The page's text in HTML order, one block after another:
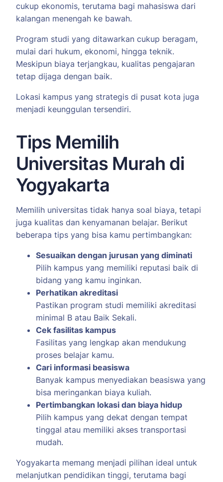
cukup ekonomis, terutama bagi mahasiswa dari
kalangan menengah ke bawah.
Program studi yang ditawarkan cukup beragam,
mulai dari hukum, ekonomi, hingga teknik.
Meskipun biaya terjangkau, kualitas pengajaran
tetap dijaga dengan baik.
Lokasi kampus yang strategis di pusat kota juga
menjadi keunggulan tersendiri.
Tips Memilih
Universitas Murah di
Yogyakarta
Memilih universitas tidak hanya soal biaya, tetapi
juga kualitas dan kenyamanan belajar. Berikut
beberapa tips yang bisa kamu pertimbangkan:
Sesuaikan dengan jurusan yang diminati
Pilih kampus yang memiliki reputasi baik di
bidang yang kamu inginkan.
Perhatikan akreditasi
Pastikan program studi memiliki akreditasi
minimal B atau Baik Sekali.
Cek fasilitas kampus
Fasilitas yang lengkap akan mendukung
proses belajar kamu.
Cari informasi beasiswa
Banyak kampus menyediakan beasiswa yang
bisa meringankan biaya kuliah.
Pertimbangkan lokasi dan biaya hidup
Pilih kampus yang dekat dengan tempat
tinggal atau memiliki akses transportasi
mudah.
Yogyakarta memang menjadi pilihan ideal untuk
melanjutkan pendidikan tinggi, terutama bagi